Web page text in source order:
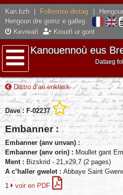
Kan.bzh Follennoù distag
Hengoun dre gomz e galleg
Kevreañ
Krouiñ ur gont
Lañser
Kanouennoù eus
Dataeg
Distro d’an enklask
Dave : F-02237
Embanner :
Embanner (anv unvan) :
Embanner (anv orin) : Moullet gant
Ment : Bizskrid - 21,x29,7 (2 pages)
A c’haller gwelet : Abbaye Saint
1
voir en PDF